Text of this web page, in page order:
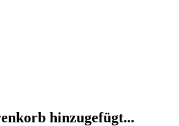
hinzugefügt...